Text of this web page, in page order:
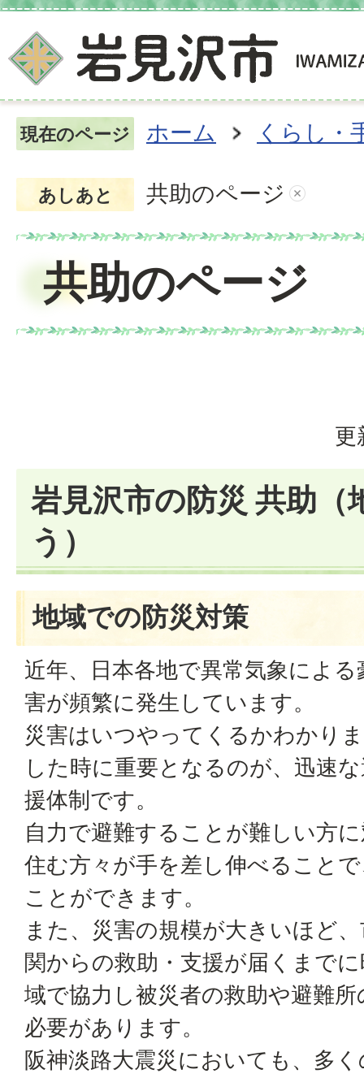
現在のページ ホーム くらし・
あしあと 共助のページ
共助のページ
更
岩見沢市の防災 共助（
う）
地域での防災対策
近年、日本各地で異常気象によ
害が頻繁に発生しています。
災害はいつやってくるかわかり
した時に重要となるのが、迅速
援体制です。
自力で避難することが難しい方
住む方々が手を差し伸べること
ことができます。
また、災害の規模が大きいほど
関からの救助・支援が届くまで
域で協力し被災者の救助や避難
必要があります。
阪神淡路大震災においても、多